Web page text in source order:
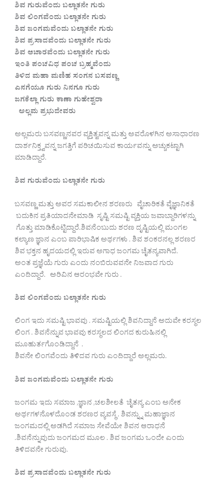
ಶಿವ ಗುರುವೆಂದು ಬಲ್ಲಾತನೇ ಗುರು
ಶಿವ ಲಿಂಗವೆಂದು ಬಲ್ಲಾತನೇ ಗುರು
ಶಿವ ಜಂಗಮವೆಂದು ಬಲ್ಲಾತನೇ ಗುರು
ಶಿವ ಪ್ರಸಾದವೆಂದು ಬಲ್ಲಾತನೇ ಗುರು
ಶಿವ ಆಚಾರವೆಂದು ಬಲ್ಲಾತನೇ ಗುರು
ಇಂತಿ ಪಂಚವಿಧ ಪಂಚ ಬ್ರಹ್ಮವೆಂದು
ತಿಳಿದ ಮಹಾ ಮಣಿಹ ಸಂಗನ ಬಸವಣ್ಣ
ಎನಗೆಯೂ ಗುರು ನಿನಗೂ ಗುರು
ಜಗಕೆಲ್ಲಾ ಗುರು ಕಾಣಾ ಗುಹೇಶ್ವರಾ
ಅಲ್ಲಮ ಪ್ರಭುದೇವರು
ಅಲ್ಲಮರು ಬಸವಣ್ಣನವರ ವ್ಯಕ್ತಿತ್ವವನ್ನ ಮತ್ತು ಅವರೊಳಗಿನ ಅಸಾಧಾರಣ
ದಾರ್ಶನಿಕ್ತ್ವವನ್ನ ಜಗತ್ತಿಗೆ ಪರಿಚಯಿಸುವ ಕಾರ್ಯವನ್ನು ಅಚ್ಚುಕಟ್ಟಾಗಿ
ಮಾಡಿದ್ದಾರೆ.
ಶಿವ ಗುರುವೆಂದು ಬಲ್ಲಾತನೇ ಗುರು
ಬಸವಣ್ಣ ಮತ್ತು ಅವರ ಸಮಕಾಲೀನ ಶರಣರು ವೈಚಾರಿಕತೆ ವೈಜ್ಞಾನಿಕತೆ
ಬದುಕಿನ ಪ್ರತಿಯಾದನೇಮಾಡಿ ಸೃಷ್ಟಿ ಸಮಷ್ಟಿ ವ್ಯಕ್ತಿಯ ಜವಾಬ್ದಾರಿಗಳನ್ನು
ಗೊತ್ತು ಮಾಡಿಕೊಟ್ಟಿದ್ದಾರೆ.ಶಿವನೆಂಬುದು ಶರಣ ದೃಷ್ಟಿಯಲ್ಲಿ ಮಂಗಲ
ಕಲ್ಯಾಣ ಜ್ಞಾನ ಎಂಬ ಪಾರಿಭಾಷಿಕ ಅರ್ಥಗಳು . ಶಿವ ಶಂಕರನಲ್ಲ ಶರಣರ
ಶಿವ ಭಕ್ತನ ಹೃದಯದಲ್ಲಿ ಇರುವ ಅಗಾಧ ಜಂಗಮ ಚೈತನ್ಯವಾಗಿದೆ.
ಅಂತ ಪ್ರಜ್ಞೆಯೆ ಗುರು ಎಂದು ನಂಬಿರುವವನೇ ನಿಜವಾದ ಗುರು
ಎಂದಿದ್ದಾರೆ. ಅರಿವಿನ ಆರಂಭವೇ ಗುರು .
ಶಿವ ಲಿಂಗವೆಂದು ಬಲ್ಲಾತನೇ ಗುರು
ಲಿಂಗ ಇದು ಸಮಷ್ಟಿ ಭಾವವು . ಸಮಷ್ಟಿಯಲ್ಲಿ ಶಿವನಿದ್ದಾನೆ ಅದುವೇ ಕರಸ್ಥಲ
ಲಿಂಗ . ಶಿವನೆನ್ನುವ ಭಾವವು ಕರಸ್ಥಲದ ಲಿಂಗದ ಕುರುಹಿನಲ್ಲಿ
ಮೂಹುರ್ತಗೊಂಡಿದ್ದಾನೆ .
ಶಿವನೇ ಲಿಂಗವೆಂದು ತಿಳಿದವ ಗುರು ಎಂದಿದ್ದಾರೆ ಅಲ್ಲಮರು.
ಶಿವ ಜಂಗಮವೆಂದು ಬಲ್ಲಾತನೇ ಗುರು
ಜಂಗಮ ಇದು ಸಮಾಜ ,ಜ್ಞಾನ ,ಚಲಶೀಲತೆ ಚೈತನ್ಯ ಎಂಬ ಅನೇಕ
ಅರ್ಥಗಳನೊಳದೊಂಡ ಶರಣರ ವ್ಯವಸ್ಥೆ . ಶಿವನ್ನ್ನು ಮಹಾಜ್ಞಾನ
ಜಂಗಮದಲ್ಲಿ ಅಡಗಿದೆ ಸಮಾಜ ಸೇವೆಯೇ ಶಿವನ ಆರಾಧನೆ
.ಶಿವನೆನ್ನುವುದು ಜಂಗಮದ ಮೂಲ . ಶಿವ ಜಂಗಮ ಒಂದೇ ಎಂದು
ತಿಳಿದವನೇ ಗುರುವು.
ಶಿವ ಪ್ರಸಾದವೆಂದು ಬಲ್ಲಾತನೇ ಗುರು